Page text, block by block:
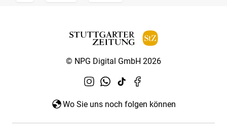
© NPG Digital GmbH 2026
Wo Sie uns noch folgen können